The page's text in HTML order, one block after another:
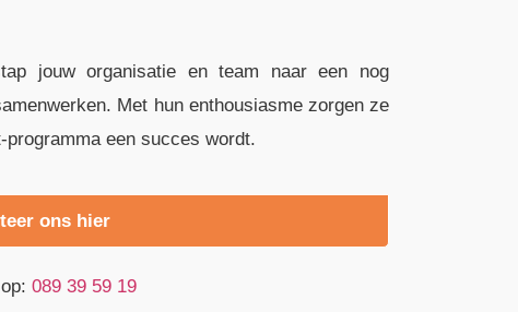
jouw organisatie en team naar een nog
Met hun enthousiasme zorgen ze
een succes wordt.
ons hier
089 39 59 19